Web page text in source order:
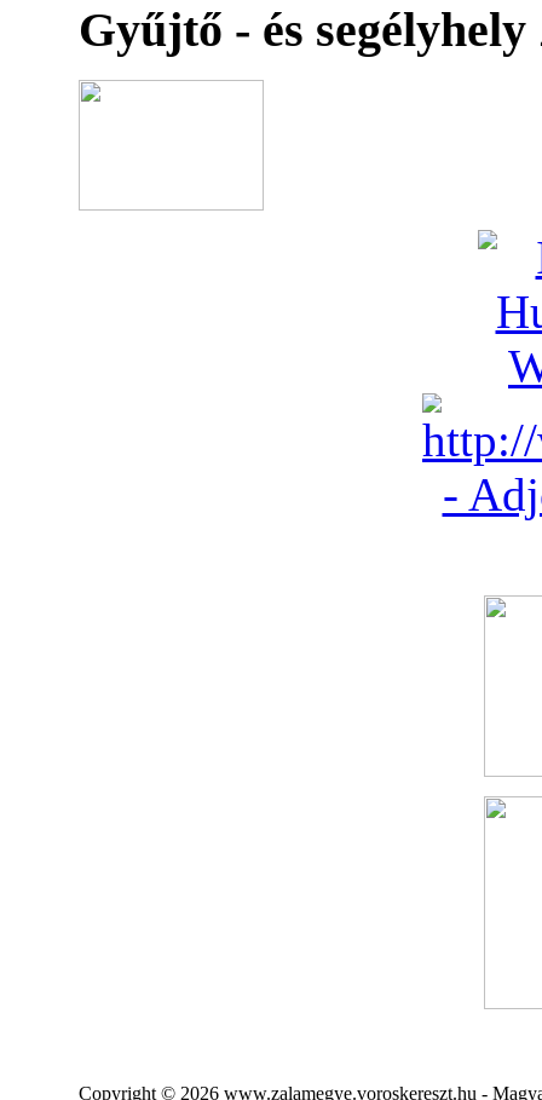
Gyűjtő - és segélyhely
Copyright © 2026 www.zalamegye.voroskereszt.hu -